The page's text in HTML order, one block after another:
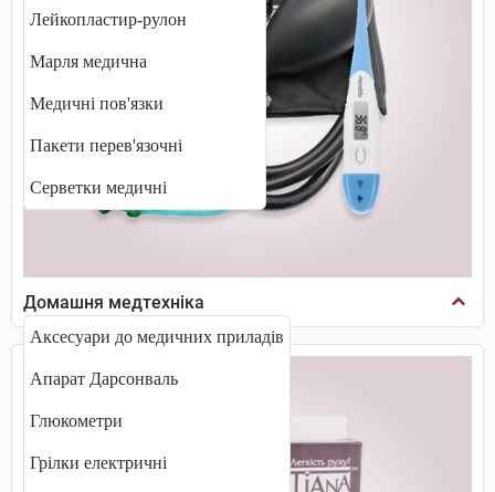
Лейкопластир-рулон
Марля медична
Медичні пов'язки
Пакети перев'язочні
Серветки медичні
Домашня медтехніка
Аксесуари до медичних приладів
Апарат Дарсонваль
Глюкометри
Грілки електричні